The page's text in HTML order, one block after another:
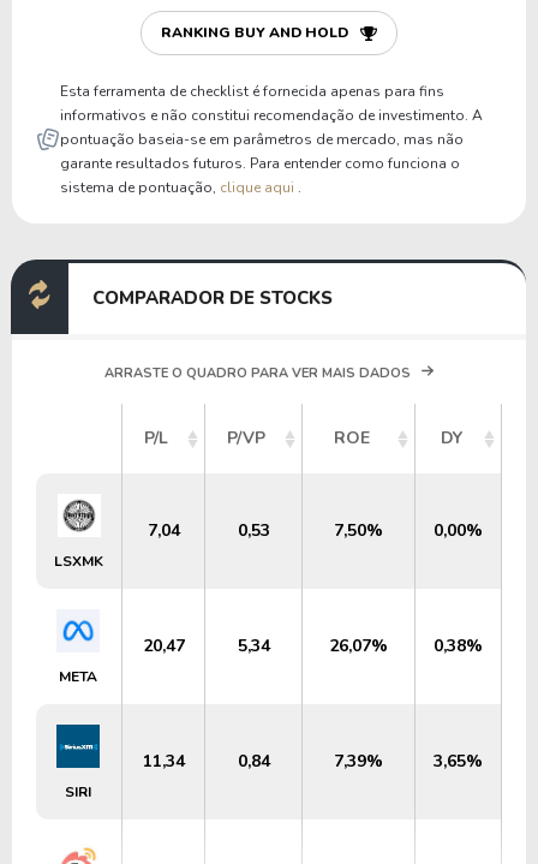
-2,90
P/Ativo Circ Líq
-0,47
RANKING BUY AND HOLD
Esta ferramenta de checklist é fornecida apenas para fins
informativos e não constitui recomendação de investimento. A
pontuação baseia-se em parâmetros de mercado, mas não
garante resultados futuros. Para entender como funciona o
sistema de pontuação, clique aqui .
COMPARADOR DE STOCKS
ARRASTE O QUADRO PARA VER MAIS DADOS
P/L P/VP ROE DY
LSXMK
7,04 0,53 7,50% 0,00%
META
20,47 5,34 26,07% 0,38%
SIRI
11,34 0,84 7,39% 3,65%